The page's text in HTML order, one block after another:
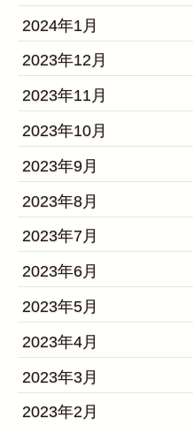
2024年1月
2023年12月
2023年11月
2023年10月
2023年9月
2023年8月
2023年7月
2023年6月
2023年5月
2023年4月
2023年3月
2023年2月